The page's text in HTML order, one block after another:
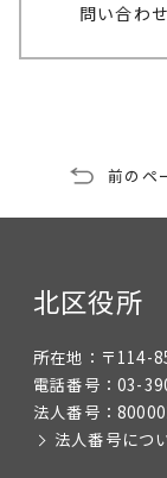
問い合わ
前のペ
北区役所
所在地： 〒114-
電話番号： 03-
法人番号：
法人番号につ